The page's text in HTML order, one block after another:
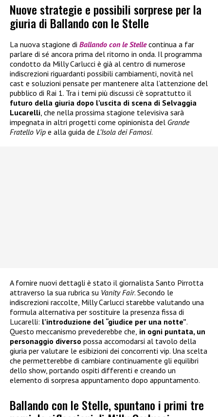
Nuove strategie e possibili sorprese per la
giuria di Ballando con le Stelle
La nuova stagione di Ballando con le Stellecontinua a far
parlare di sé ancora prima del ritorno in onda. Il programma
condotto da Milly Carlucci è già al centro di numerose
indiscrezioni riguardanti possibili cambiamenti, novità nel
cast e soluzioni pensate per mantenere alta l’attenzione del
pubblico di Rai 1. Tra i temi più discussi c’è soprattutto il
futuro della giuria dopo l’uscita di scena di Selvaggia
Lucarelli, che nella prossima stagione televisiva sarà
impegnata in altri progetti come opinionista del Grande
Fratello Vip e alla guida de L’Isola dei Famosi.
A fornire nuovi dettagli è stato il giornalista Santo Pirrotta
attraverso la sua rubrica su Vanity Fair. Secondo le
indiscrezioni raccolte, Milly Carlucci starebbe valutando una
formula alternativa per sostituire la presenza fissa di
Lucarelli: l’introduzione del “giudice per una notte”.
Questo meccanismo prevederebbe che, in ogni puntata, un
personaggio diverso possa accomodarsi al tavolo della
giuria per valutare le esibizioni dei concorrenti vip. Una scelta
che permetterebbe di cambiare continuamente gli equilibri
dello show, portando ospiti differenti e creando un
elemento di sorpresa appuntamento dopo appuntamento.
Ballando con le Stelle, spuntano i primi tre